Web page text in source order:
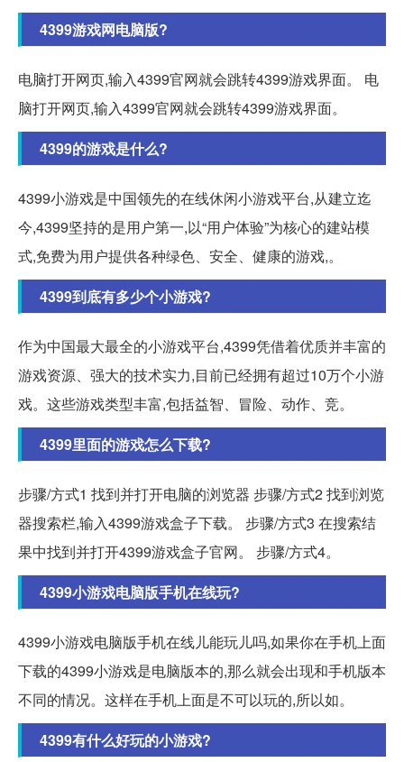
4399游戏网电脑版?
电脑打开网页,输入4399官网就会跳转4399游戏界面。 电
脑打开网页,输入4399官网就会跳转4399游戏界面。
4399的游戏是什么?
4399小游戏是中国领先的在线休闲小游戏平台,从建立迄
今,4399坚持的是用户第一,以“用户体验”为核心的建站模
式,免费为用户提供各种绿色、安全、健康的游戏,。
4399到底有多少个小游戏?
作为中国最大最全的小游戏平台,4399凭借着优质并丰富的
游戏资源、强大的技术实力,目前已经拥有超过10万个小游
戏。这些游戏类型丰富,包括益智、冒险、动作、竞。
4399里面的游戏怎么下载?
步骤/方式1 找到并打开电脑的浏览器 步骤/方式2 找到浏览
器搜索栏,输入4399游戏盒子下载。 步骤/方式3 在搜索结
果中找到并打开4399游戏盒子官网。 步骤/方式4。
4399小游戏电脑版手机在线玩?
4399小游戏电脑版手机在线儿能玩儿吗,如果你在手机上面
下载的4399小游戏是电脑版本的,那么就会出现和手机版本
不同的情况。这样在手机上面是不可以玩的,所以如。
4399有什么好玩的小游戏?